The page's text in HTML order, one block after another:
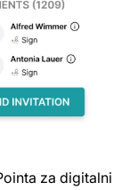
za digitalni